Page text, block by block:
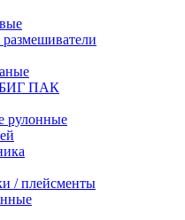
БИГ ПАК
рулонные
/ плейсменты